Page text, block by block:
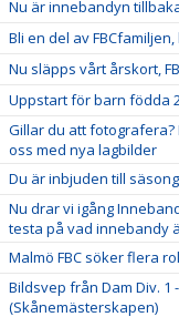
Nu är innebandyn
Bli en del av
Nu släpps vårt årskort,
Uppstart för barn födda
Gillar du att fotografera?
oss med nya lagbilder
Du är inbjuden till
Nu drar vi igång
testa på vad innebandy
Malmö FBC söker flera
Bildsvep från Dam Div. 1
(Skånemästerskapen)